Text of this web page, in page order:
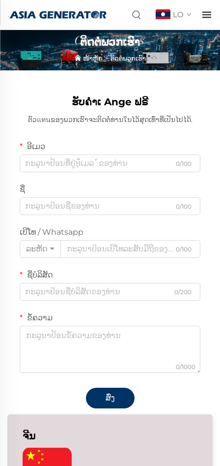
LO
ຕິດຕໍ່ພວກເຮົາ
ໜ້າຫຼັກ>ຕິດຕໍ່ພວກເຮົາ
ຮັບຄຳເ Ange ຟຣີ
ຕົວแทนຂອງພວກເຮົາຈະຕິດຕໍ່ທ່ານໃນໄວ້ສຸດເທົ່າທີ່ເປັນໄປໄດ້.
ອີເມວ
0/100
ຊື່
0/100
ເບີໂທ / Whatsapp
ລະຫັດ
0/100
ຊື່ບໍລິສັດ
0/200
ຂໍ້ຄວາມ
0/1000
ສົ່ງ
ຈີນ